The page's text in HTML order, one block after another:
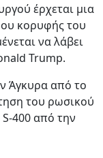
έρχεται μια
κορυφής του
να λάβει
Trump.
Άγκυρα από το
του ρωσικού
400 από την